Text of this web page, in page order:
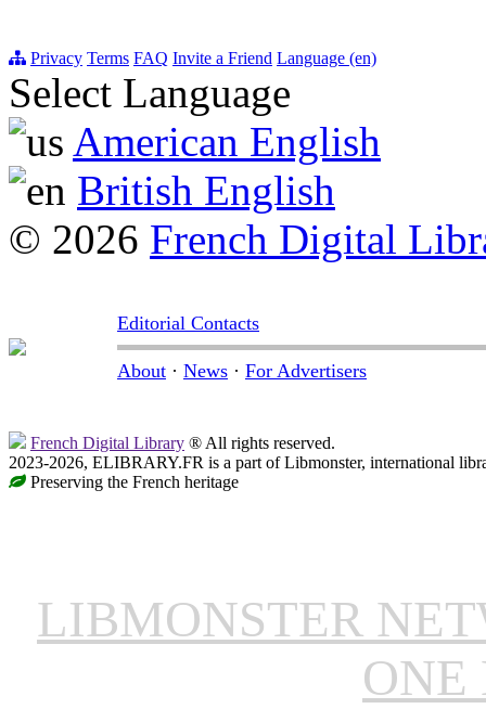
Privacy Terms FAQ Invite a Friend Language (en)
Select Language
American English
British English
© 2026 French Digital
Editorial Contacts
About · News · For Advertisers
French Digital Library ® All rights reserved.
2023-2026, ELIBRARY.FR is a part of Libmonster, international
Preserving the French heritage
LIBMONSTER
ONE